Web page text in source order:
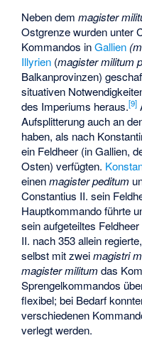
Neben demmagister
Ostgrenze wurden unter
Kommandos inGallien
Illyrien (magister militum
Balkanprovinzen)
situativen
des Imperiums heraus.[9]
Aufsplitterung auch an
haben, als nach
ein Feldheer (in Gallien,
Osten) verfügten.
einenmagister peditum
Constantius II. sein
Hauptkommando führte
sein aufgeteiltes
II. nach 353 allein
selbst mit zweimagistri
magister militum das
Sprengelkommandos
flexibel; bei Bedarf
verschiedenen
verlegt werden.